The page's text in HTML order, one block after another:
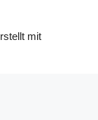
mit